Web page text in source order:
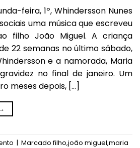
feira, 1º, Whindersson Nunes
uma música que escreveu
filho João Miguel. A criança
22 semanas no último sábado,
e a namorada, Maria
no final de janeiro. Um
meses depois, […]
→
Marcadofilho,joão miguel,maria